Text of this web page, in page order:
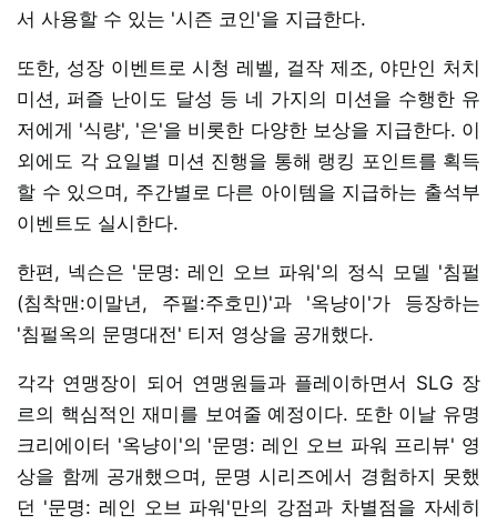
서 사용할 수 있는 '시즌 코인'을 지급한다.
또한, 성장 이벤트로 시청 레벨, 걸작 제조, 야만인 처치
미션, 퍼즐 난이도 달성 등 네 가지의 미션을 수행한 유
저에게 '식량', '은'을 비롯한 다양한 보상을 지급한다. 이
외에도 각 요일별 미션 진행을 통해 랭킹 포인트를 획득
할 수 있으며, 주간별로 다른 아이템을 지급하는 출석부
이벤트도 실시한다.
한편, 넥슨은 '문명: 레인 오브 파워'의 정식 모델 '침펄
(침착맨:이말년, 주펄:주호민)'과 '옥냥이'가 등장하는
'침펄옥의 문명대전' 티저 영상을 공개했다.
각각 연맹장이 되어 연맹원들과 플레이하면서 SLG 장
르의 핵심적인 재미를 보여줄 예정이다. 또한 이날 유명
크리에이터 '옥냥이'의 '문명: 레인 오브 파워 프리뷰' 영
상을 함께 공개했으며, 문명 시리즈에서 경험하지 못했
던 '문명: 레인 오브 파워'만의 강점과 차별점을 자세히